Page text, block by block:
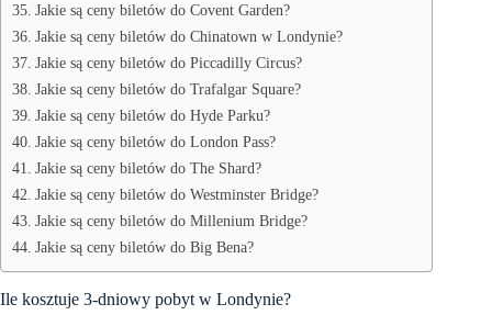
Jakie są ceny biletów do Covent Garden?
Jakie są ceny biletów do Chinatown w Londynie?
Jakie są ceny biletów do Piccadilly Circus?
Jakie są ceny biletów do Trafalgar Square?
Jakie są ceny biletów do Hyde Parku?
Jakie są ceny biletów do London Pass?
Jakie są ceny biletów do The Shard?
Jakie są ceny biletów do Westminster Bridge?
Jakie są ceny biletów do Millenium Bridge?
Jakie są ceny biletów do Big Bena?
Ile kosztuje 3-dniowy pobyt w Londynie?